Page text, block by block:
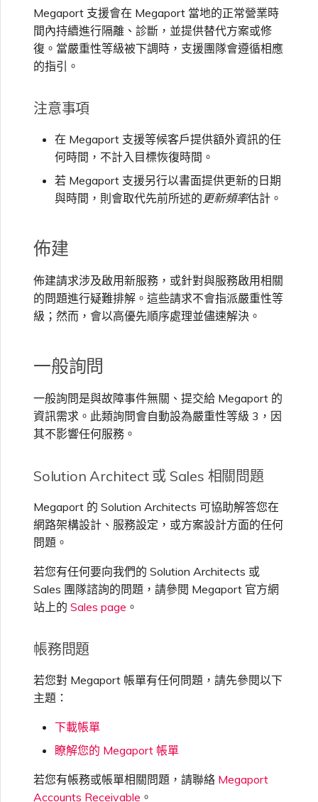
Megaport 支援會在 Megaport 當地的正常營業時
間內持續進行隔離、診斷，並提供替代方案或修
復。當嚴重性等級被下調時，支援團隊會遵循相應
的指引。
注意事項
在 Megaport 支援等候客戶提供額外資訊的任
何時間，不計入目標恢復時間。
若 Megaport 支援另行以書面提供更新的日期
與時間，則會取代先前所述的 更新頻率估計。
佈建
佈建請求涉及啟用新服務，或針對與服務啟用相關
的問題進行疑難排解。這些請求不會指派嚴重性等
級；然而，會以高優先順序處理並儘速解決。
一般詢問
一般詢問是與故障事件無關、提交給 Megaport 的
資訊需求。此類詢問會自動設為嚴重性等級 3，因
其不影響任何服務。
Solution Architect 或 Sales 相關問題
Megaport 的 Solution Architects 可協助解答您在
網路架構設計、服務設定，或方案設計方面的任何
問題。
若您有任何要向我們的 Solution Architects 或
Sales 團隊諮詢的問題，請參閱 Megaport 官方網
站上的 Sales page 。
帳務問題
若您對 Megaport 帳單有任何問題，請先參閱以下
主題：
下載帳單
瞭解您的 Megaport 帳單
若您有帳務或帳單相關問題，請聯絡 Megaport
Accounts Receivable 。